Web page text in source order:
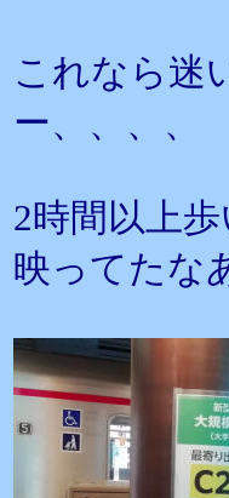
これなら迷
ー、、、、
2時間以上
映ってたな